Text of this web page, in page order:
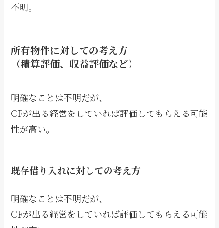
不明。
所有物件に対しての考え方
（積算評価、収益評価など）
明確なことは不明だが、
CFが出る経営をしていれば評価してもらえる可能
性が高い。
既存借り入れに対しての考え方
明確なことは不明だが、
CFが出る経営をしていれば評価してもらえる可能